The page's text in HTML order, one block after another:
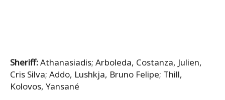
Sheriff:Athanasiadis; Arboleda, Costanza, Julien,
Cris Silva; Addo, Lushkja, Bruno Felipe; Thill,
Kolovos, Yansané